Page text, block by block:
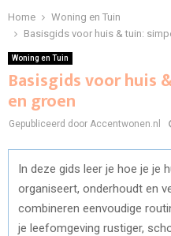
Home
Woning en Tuin
Basisgids voor huis & tuin:
Woning en Tuin
Basisgids voor huis
en groen
Gepubliceerd door Accentwonen.nl
In deze gids leer je hoe je je
organiseert, onderhoudt en
combineren eenvoudige
je leefomgeving rustiger,